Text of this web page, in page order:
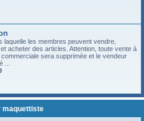
laquelle les membres peuvent vendre,
acheter des articles. Attention, toute vente à
sera supprimée et le vendeur
...
maquettiste